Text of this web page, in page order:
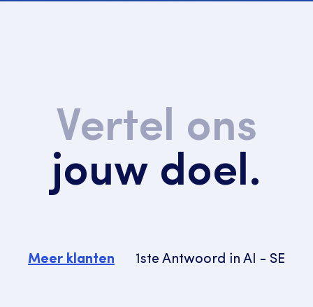
Vertel ons
jouw doel.
Meer klanten 1ste Antwoord in AI - SEAI